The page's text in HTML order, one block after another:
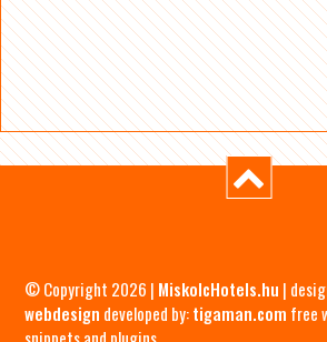
© Copyright 2026 | MiskolcHotels.hu |
webdesign developed by:tigaman.com free